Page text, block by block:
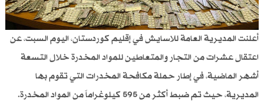
أعلنت المديرية العامة للاسايش في إقليم كوردستان، اليوم السبت، عن
اعتقال عشرات من التجار والمتعاطين للمواد المخدرة خلال التسعة
أشهر الماضية، في إطار حملة مكافحة المخدرات التي تقوم بها
المديرية، حيث تم ضبط أكثر من 595 كيلوغراماً من المواد المخدرة.